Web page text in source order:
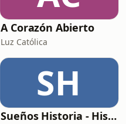
A Corazón Abierto
Luz Católica
SH
Sueños Historia - Histórico Podcast de historia relajada para dormir